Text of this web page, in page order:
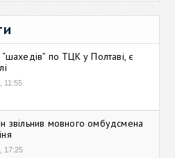
“шахедів” по ТЦК у Полтаві, є
11:55
звільнив мовного омбудсмена
17:25